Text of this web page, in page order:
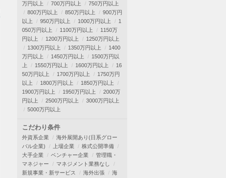
万円以上
700万円以上
750万円以上
800万円以上
850万円以上
900万円
以上
950万円以上 1000万円以上
1
050万円以上
1100万円以上
1150万
円以上
1200万円以上
1250万円以上
1300万円以上
1350万円以上
1400
万円以上
1450万円以上
1500万円以
上
1550万円以上 1600万円以上
16
50万円以上
1700万円以上
1750万円
以上
1800万円以上
1850万円以上
1900万円以上
1950万円以上
2000万
円以上
2500万円以上
3000万円以上
5000万円以上
こだわり条件
外資系企業
海外展開あり(日系グロー
バル企業)
上場企業
株式公開準備
大手企業
ベンチャー企業
管理職・
マネジャー
マネジメント業務なし
新規事業・新サービス
海外出張
海